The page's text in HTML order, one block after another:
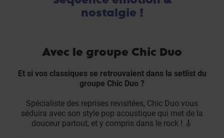
nostalgie !
Avec le groupe Chic Duo
Et si vos classiques se retrouvaient dans la setlist du
groupe Chic Duo ?
Spécialiste des reprises revisitées, Chic Duo vous
séduira avec son style pop acoustique qui met de la
douceur partout, et y compris dans le rock ! 🎸